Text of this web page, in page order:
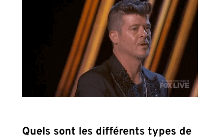
Quels sont les différents types de